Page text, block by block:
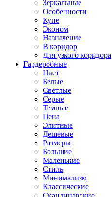
Зеркальные
Особенности
Купе
Эконом
Назначение
В коридор
Для узкого коридора
Гардеробные
Цвет
Белые
Светлые
Серые
Темные
Цена
Элитные
Дешевые
Размеры
Большие
Маленькие
Стиль
Минимализм
Классические
Скандинавские